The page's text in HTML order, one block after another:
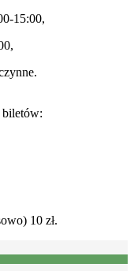
15:00,
biletów:
10 zł.